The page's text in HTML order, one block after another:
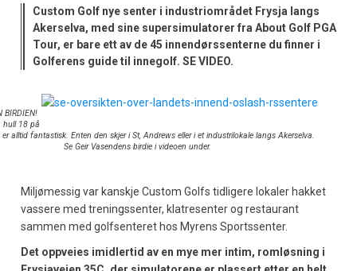
Custom Golf nye senter i industriområdet Frysja langs
Akerselva, med sine supersimulatorer fra About Golf PGA
Tour, er bare ett av de 45 innendørssenterne du finner i
Golferens guide til innegolf. SE VIDEO.
BIRDIEN!
hull 18 på
er alltid fantastisk. Enten den skjer i St, Andrews eller i et industrilokale langs Akerselva.
Se Geir Vasendens birdie i videoen under.
Miljømessig var kanskje Custom Golfs tidligere lokaler hakket
vassere med treningssenter, klatresenter og restaurant
sammen med golfsenteret hos Myrens Sportssenter.
Det oppveies imidlertid av en mye mer intim, romløsning i